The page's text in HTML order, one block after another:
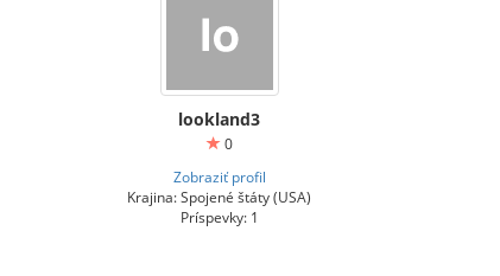
lookland3
0
Zobraziť profil
Krajina: Spojené štáty (USA)
Príspevky: 1